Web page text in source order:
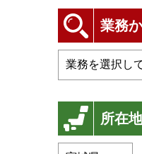
業務
所在